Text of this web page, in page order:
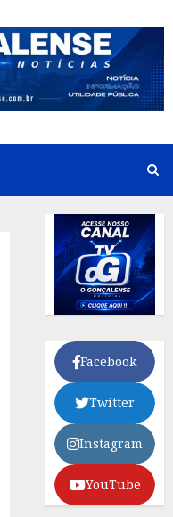
Facebook
Twitter
Instagram
YouTube